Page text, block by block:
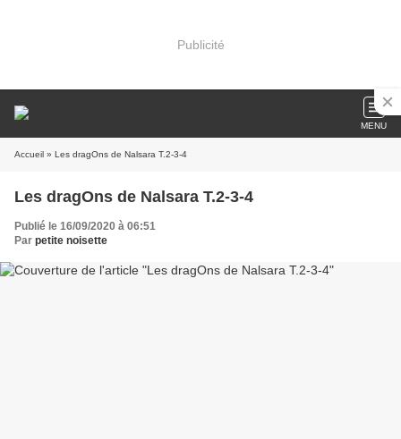
Publicité
MENU
Accueil » Les dragOns de Nalsara T.2-3-4
Les dragOns de Nalsara T.2-3-4
Publié le 16/09/2020 à 06:51
Par petite noisette